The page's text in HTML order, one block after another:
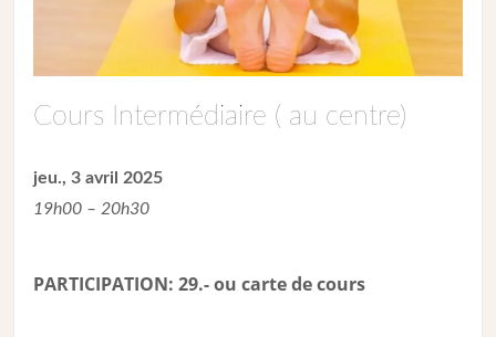
Cours Intermédiaire ( au centre)
jeu., 3 avril 2025
19h00 – 20h30
PARTICIPATION: 29.- ou carte de cours